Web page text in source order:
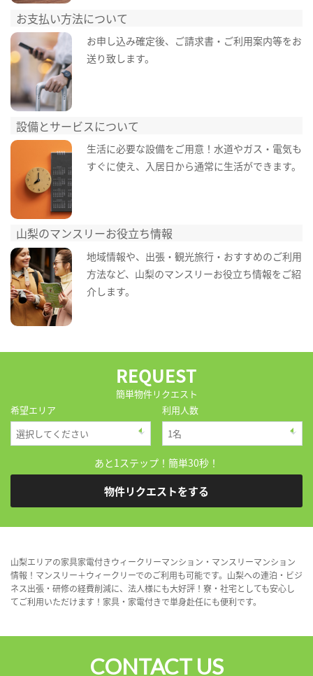
お支払い方法について
お申し込み確定後、ご請求書・ご利用案内等をお
送り致します。
設備とサービスについて
生活に必要な設備をご用意！水道やガス・電気も
すぐに使え、入居日から通常に生活ができます。
山梨のマンスリーお役立ち情報
地域情報や、出張・観光旅行・おすすめのご利用
方法など、山梨のマンスリーお役立ち情報をご紹
介します。
REQUEST
簡単物件リクエスト
希望エリア
利用人数
あと1ステップ！簡単30秒！
物件リクエストをする
山梨エリアの家具家電付きウィークリーマンション・マンスリーマンション
情報！マンスリー＋ウィークリーでのご利用も可能です。山梨への連泊・ビジ
ネス出張・研修の経費削減に、法人様にも大好評！寮・社宅としても安心し
てご利用いただけます！家具・家電付きで単身赴任にも便利です。
CONTACT US